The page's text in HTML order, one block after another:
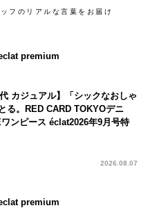
のリアルな言葉をお届け
premium
代 カジュアル】「シックなおしゃ
る。RED CARD TOKYOデニ
ンピース éclat2026年9月号特
2026.08.07
premium